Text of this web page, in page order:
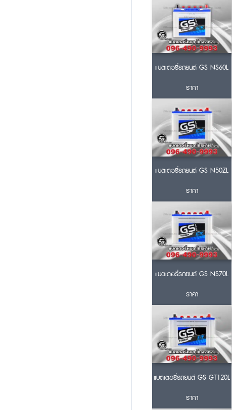
แบตเตอรี่รถยนต์ GS NS60L
ราคา
แบตเตอรี่รถยนต์ GS N50ZL
ราคา
แบตเตอรี่รถยนต์ GS NS70L
ราคา
แบตเตอรี่รถยนต์ GS GT120L
ราคา